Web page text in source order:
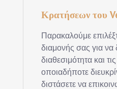
Κρατήσεων του
Παρακαλούμε
διαμονής σας για να
διαθεσιμότητα και
οποιαδήποτε
διστάσετε να